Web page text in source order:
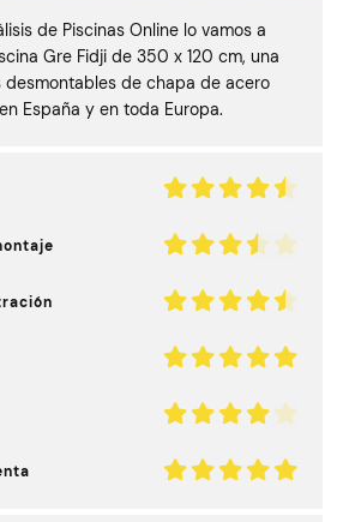
de Piscinas Online lo vamos a
Gre Fidji de 350 x 120 cm, una
desmontables de chapa de acero
España y en toda Europa.